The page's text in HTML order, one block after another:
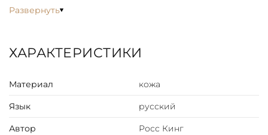
университет, стал бакалавром искусств по английской
Томасу Стернзу Элиоту. После этого уехал в Торонто,
где в Йоркском университете получил докторскую
В начале 1990-х годов Кинг уехал в Англию, где стал
Лондона. Одновременно с этим он начал работать над
книгой и в 1995 году опубликовал дебютный роман под
Развернуть
ХАРАКТЕРИСТИКИ
Материал кожа
Язык русский
Автор Росс Кинг